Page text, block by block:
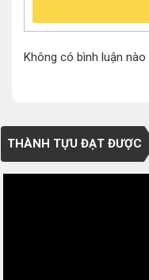
Không có bình luận nào
THÀNH TỰU ĐẠT ĐƯỢC